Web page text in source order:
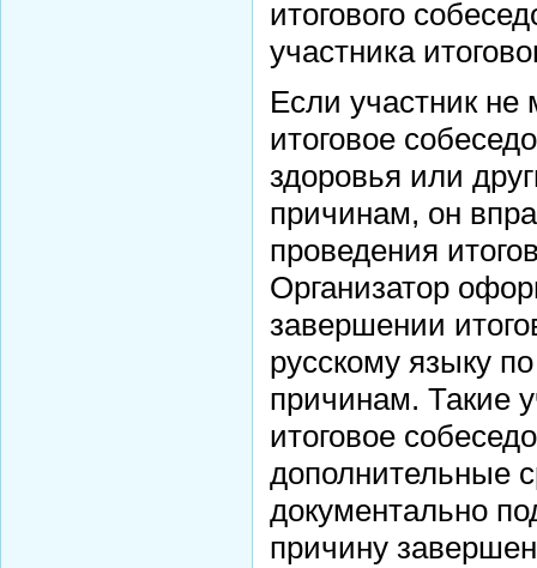
итогового
участника
Если участник
итоговое
здоровья или
причинам, он
проведения
Организатор
завершении
русскому языку
причинам. Такие
итоговое
дополнительные
документально
причину